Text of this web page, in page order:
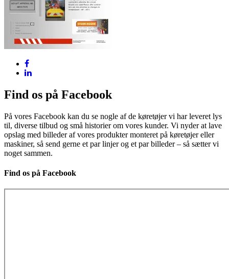
Find os på Facebook
På vores Facebook kan du se nogle af de køretøjer vi har leveret lys
til, diverse tilbud og små historier om vores kunder. Vi nyder at lave
opslag med billeder af vores produkter monteret på køretøjer eller
maskiner, så send gerne et par linjer og et par billeder – så sætter vi
noget sammen.
Find os på Facebook